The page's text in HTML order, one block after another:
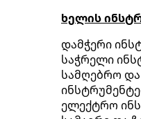
ხელის
დამჭერი
საჭრელი
სამღებრო და
ელექტრო